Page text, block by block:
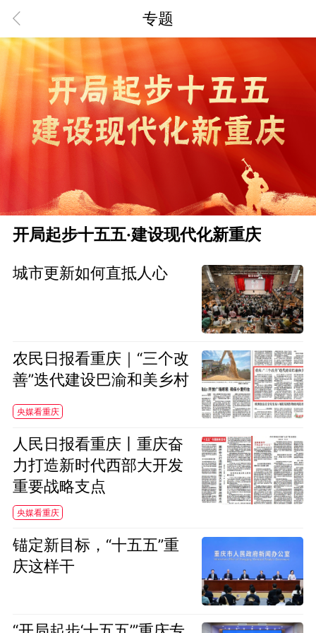
专题
开局起步十五五·建设现代化新重庆
城市更新如何直抵人心
农民日报看重庆｜“三个改
善”迭代建设巴渝和美乡村
央媒看重庆
人民日报看重庆丨重庆奋
力打造新时代西部大开发
重要战略支点
央媒看重庆
锚定新目标，“十五五”重
庆这样干